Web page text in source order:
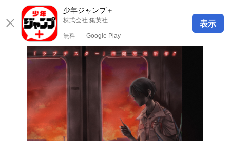
少年ジャンプ＋
株式会社 集英社
無料 ─ Google Play
表示